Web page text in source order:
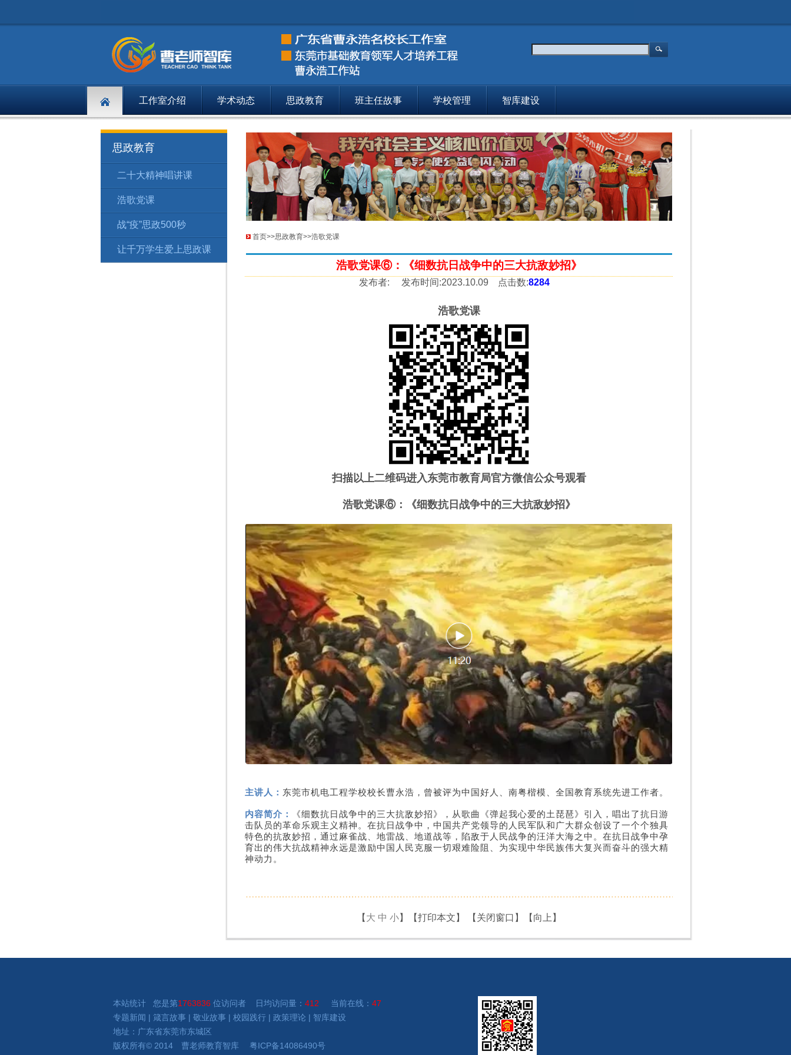
工作室介绍 学术动态 思政教育 班主任故事 学校管理 智库建设
思政教育
二十大精神唱讲课 194思政教育 二十大精神唱讲课
浩歌党课 195 思政教育 浩歌党课
战“疫”思政500秒
让千万学生爱上思政课
首页>>思政教育>>浩歌党课
浩歌党课⑥：《细数抗日战争中的三大抗敌妙招》
发布者: 发布时间:2023.10.09 点击数:8284
浩歌党课
扫描以上二维码进入东莞市教育局官方微信公众号观看
浩歌党课⑥：《细数抗日战争中的三大抗敌妙招》
主讲人： 东莞市机电工程学校校长曹永浩，曾被评为中国好人、南粤楷模、全国教育系统先进工作者。
内容简介：
《细数抗日战争中的三大抗敌妙招》，从歌曲《弹起我心爱的土琵琶》引入，唱出了抗日游
击队员的革命乐观主义精神。在抗日战争中，中国共产党领导的人民军队和广大群众创设了一个个独具
特色的抗敌妙招，通过麻雀战、地雷战、地道战等，陷敌于人民战争的汪洋大海之中。在抗日战争中孕
育出的伟大抗战精神永远是激励中国人民克服一切艰难险阻、为实现中华民族伟大复兴而奋斗的强大精
神动力。
【 大 中 小】【打印本文 】 【 关闭窗口 】【 向上 】
本站统计 您是第1763836 位访问者 日均访问量： 412 当前在线： 47
专题新闻 | 箴言故事 | 敬业故事 | 校园践行 | 政策理论 | 智库建设
地址：广东省东莞市东城区
版权所有© 2014 曹老师教育智库 粤ICP备14086490号